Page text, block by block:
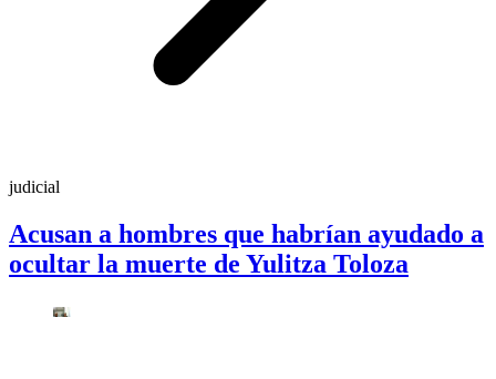
judicial
Acusan a hombres que habrían ayudado a
ocultar la muerte de Yulitza Toloza